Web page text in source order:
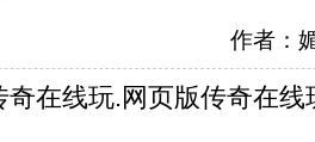
作者：
奇在线玩.网页版传奇在